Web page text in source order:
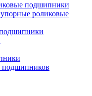
подшипники
роликовые
подшипников